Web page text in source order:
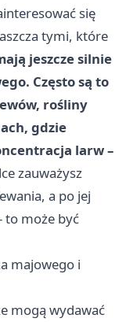
się
tymi, które
jeszcze silnie
Często są to
rośliny
gdzie
larw –
zauważysz
a po jej
to może być
majowego i
mogą wydawać